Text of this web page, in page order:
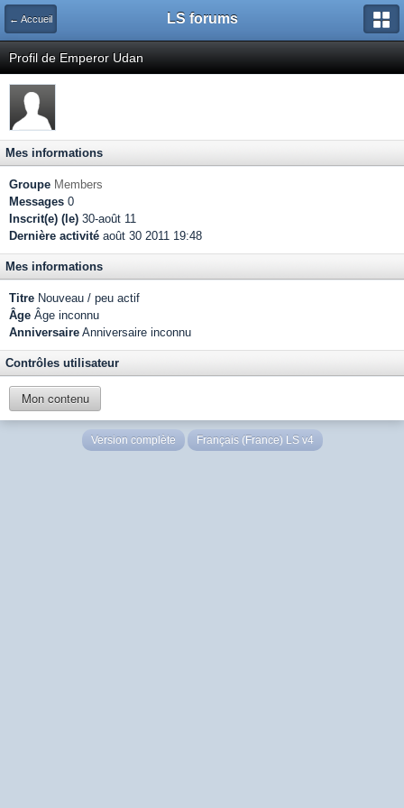
← Accueil LS forums
Profil de Emperor Udan
Mes informations
Groupe Members
Messages 0
Inscrit(e) (le) 30-août 11
Dernière activité août 30 2011 19:48
Mes informations
Titre Nouveau / peu actif
Âge Âge inconnu
Anniversaire Anniversaire inconnu
Contrôles utilisateur
Mon contenu
Version complète Français (France) LS v4